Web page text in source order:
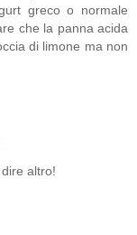
greco o normale
che la panna acida
di limone ma non
altro!